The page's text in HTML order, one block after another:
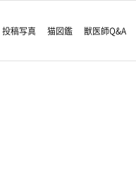
投稿写真 猫図鑑 獣医師Q&A